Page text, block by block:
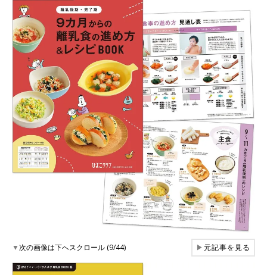
▼次の画像は下へスクロール (9/44) ▶元記事を見る